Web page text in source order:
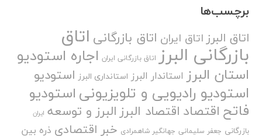
برچسب‌ها
اتاق البرزاتاق ایران اتاق بازرگانی اتاق
بازرگانی البرز اتاق بازرگانی ایران اجاره استودیو
استان البرز استاندار البرز استانداری البرز استودیو
استودیو رادیویی و تلویزیونیاستودیو
فاتح اقتصاد اقتصاد البرزالبرز و توسعه ایران
بازرگانی جعفر سلیمانی جهانگیر شاهمرادی خبر اقتصادی ذره بین